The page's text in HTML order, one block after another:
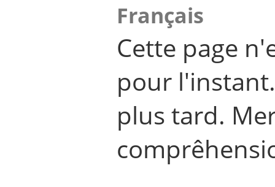
Français
Cette page
pour
plus tard.